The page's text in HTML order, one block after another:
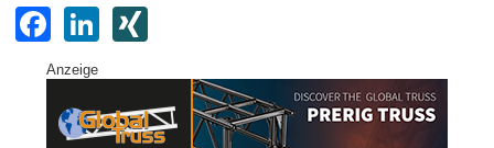
F
a
c
e
Li
k
e
G
Anzeige